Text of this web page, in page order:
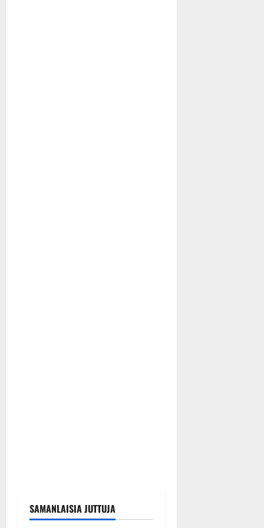
SAMANLAISIA JUTTUJA